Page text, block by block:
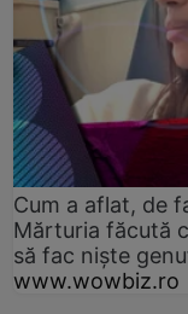
Cum a aflat, de
Mărturia făcută
să fac niște
www.wowbiz.ro